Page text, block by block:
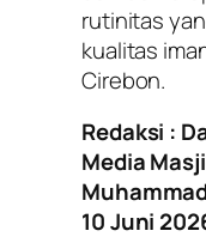
rutinitas
kualitas
Cirebon.
Redaksi :
Media
10 Juni